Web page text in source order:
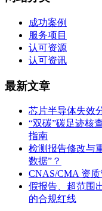
成功案例
服务项目
认可资源
认可资讯
最新文章
芯片半导体失效
“双碳”碳足迹核
指南
检测报告修改与
数据”？
CNAS/CMA 资
假报告、超范围
的合规红线